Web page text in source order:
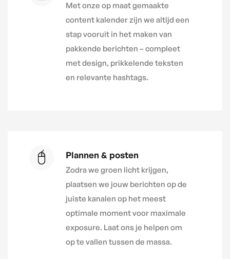
Met onze op maat gemaakte
content kalender zijn we altijd een
stap vooruit in het maken van
pakkende berichten – compleet
met design, prikkelende teksten
en relevante hashtags.
Plannen & posten
Zodra we groen licht krijgen,
plaatsen we jouw berichten op de
juiste kanalen op het meest
optimale moment voor maximale
exposure. Laat ons je helpen om
op te vallen tussen de massa.